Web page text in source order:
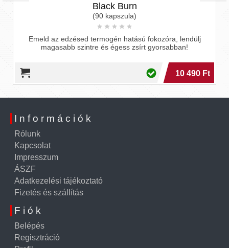
Black Burn
(90 kapszula)
Emeld az edzésed termogén hatású fokozóra, lendülj
magasabb szintre és égess zsírt gyorsabban!
10 490 Ft
Információk
Rólunk
Kapcsolat
Impresszum
ÁSZF
Adatkezelési tájékoztató
Fizetés és szállítás
Fiók
Belépés
Regisztráció